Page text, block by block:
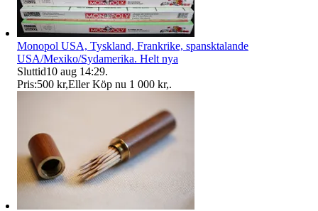
Monopol USA, Tyskland, Frankrike, spansktalande
USA/Mexiko/Sydamerika. Helt nya
Sluttid10 aug 14:29.
Pris:500 kr,Eller Köp nu 1 000 kr,.